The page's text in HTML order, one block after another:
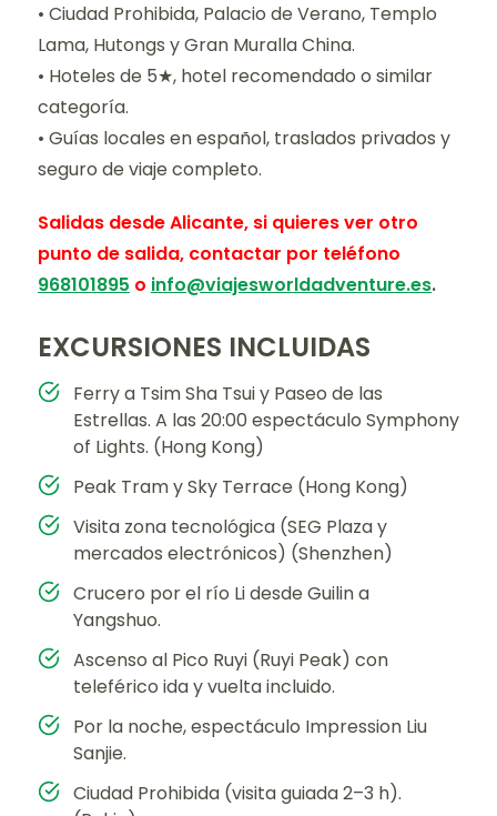
• Ciudad Prohibida, Palacio de Verano, Templo
Lama, Hutongs y Gran Muralla China.
• Hoteles de 5★, hotel recomendado o similar
categoría.
• Guías locales en español, traslados privados y
seguro de viaje completo.
Salidas desde Alicante, si quieres ver otro
punto de salida, contactar por teléfono
968101895 o info@viajesworldadventure.es.
EXCURSIONES INCLUIDAS
Ferry a Tsim Sha Tsui y Paseo de las
Estrellas. A las 20:00 espectáculo Symphony
of Lights. (Hong Kong)
Peak Tram y Sky Terrace (Hong Kong)
Visita zona tecnológica (SEG Plaza y
mercados electrónicos) (Shenzhen)
Crucero por el río Li desde Guilin a
Yangshuo.
Ascenso al Pico Ruyi (Ruyi Peak) con
teleférico ida y vuelta incluido.
Por la noche, espectáculo Impression Liu
Sanjie.
Ciudad Prohibida (visita guiada 2–3 h).